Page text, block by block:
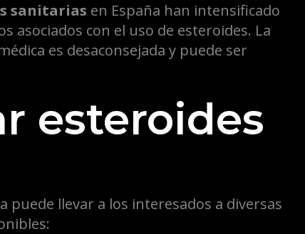
sanitarias en España han intensificado
asociados con el uso de esteroides. La
es desaconsejada y puede ser
esteroides
puede llevar a los interesados a diversas